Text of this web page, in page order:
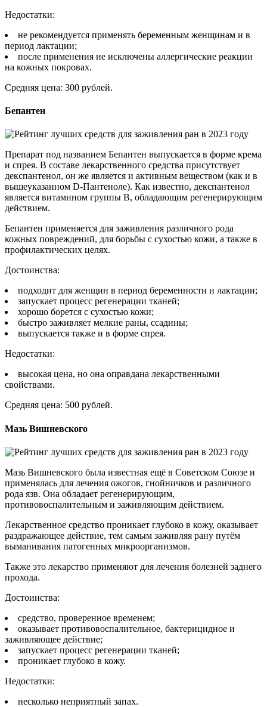
Недостатки:
не рекомендуется применять беременным женщинам и в
период лактации;
после применения не исключены аллергические реакции
на кожных покровах.
Средняя цена: 300 рублей.
Бепантен
Препарат под названием Бепантен выпускается в форме крема
и спрея. В составе лекарственного средства присутствует
декспантенол, он же является и активным веществом (как и в
вышеуказанном D-Пантеноле). Как известно, декспантенол
является витамином группы B, обладающим регенерирующим
действием.
Бепантен применяется для заживления различного рода
кожных повреждений, для борьбы с сухостью кожи, а также в
профилактических целях.
Достоинства:
подходит для женщин в период беременности и лактации;
запускает процесс регенерации тканей;
хорошо борется с сухостью кожи;
быстро заживляет мелкие раны, ссадины;
выпускается также и в форме спрея.
Недостатки:
высокая цена, но она оправдана лекарственными
свойствами.
Средняя цена: 500 рублей.
Мазь Вишневского
Мазь Вишневского была известная ещё в Советском Союзе и
применялась для лечения ожогов, гнойничков и различного
рода язв. Она обладает регенерирующим,
противовоспалительным и заживляющим действием.
Лекарственное средство проникает глубоко в кожу, оказывает
раздражающее действие, тем самым заживляя рану путём
выманивания патогенных микроорганизмов.
Также это лекарство применяют для лечения болезней заднего
прохода.
Достоинства:
средство, проверенное временем;
оказывает противовоспалительное, бактерицидное и
заживляющее действие;
запускает процесс регенерации тканей;
проникает глубоко в кожу.
Недостатки:
несколько неприятный запах.